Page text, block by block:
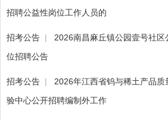
招聘公益性岗位工作人员的
招考公告 |
2026南昌麻丘镇公园壹号社区
位招聘公告
招考公告 |
2026年江西省钨与稀土产品质
验中心公开招聘编制外工作